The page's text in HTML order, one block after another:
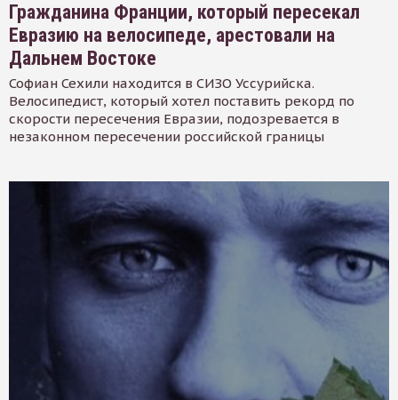
Гражданина Франции, который пересекал
Евразию на велосипеде, арестовали на
Дальнем Востоке
Софиан Сехили находится в СИЗО Уссурийска.
Велосипедист, который хотел поставить рекорд по
скорости пересечения Евразии, подозревается в
незаконном пересечении российской границы